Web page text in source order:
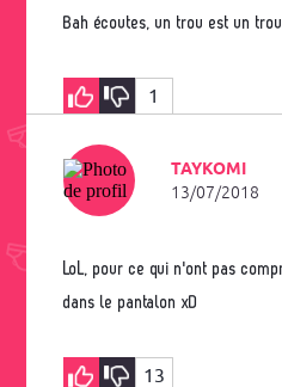
Bah écoutes, un trou est un trou
1
TAYKOMI
13/07/2018
LoL, pour ce qui n'ont pas compris. Ils ont la même chose
dans le pantalon xD
13